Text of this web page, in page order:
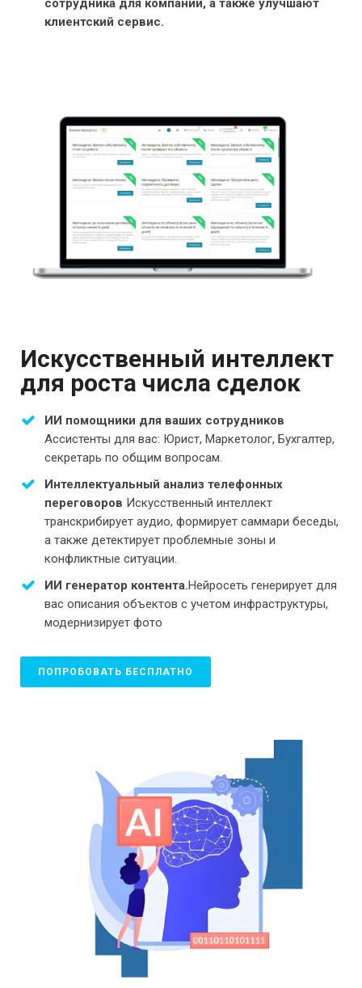
сотрудника для компании, а также улучшают
клиентский сервис.
Искусственный интеллект
для роста числа сделок
ИИ помощники для ваших сотрудников
Ассистенты для вас: Юрист, Маркетолог, Бухгалтер,
секретарь по общим вопросам.
Интеллектуальный анализ телефонных
переговоров Искусственный интеллект
транскрибирует аудио, формирует саммари беседы,
а также детектирует проблемные зоны и
конфликтные ситуации.
ИИ генератор контента.Нейросеть генерирует для
вас описания объектов с учетом инфраструктуры,
модернизирует фото
ПОПРОБОВАТЬ БЕСПЛАТНО